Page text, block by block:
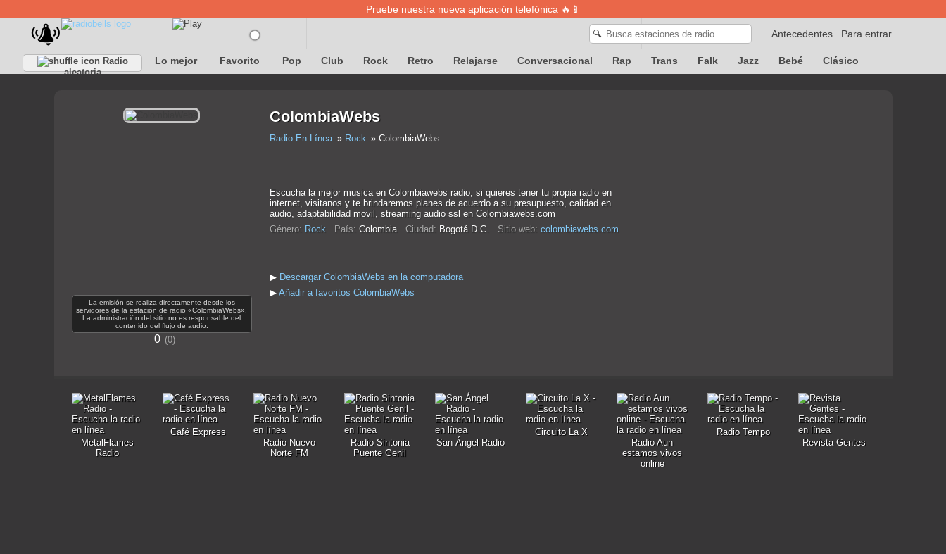
Pruebe nuestra nueva aplicación telefónica 🔥📱
Para entrar
Antecedentes
🔍
Radio
aleatoria
Lo mejor Favorito Pop Club Rock Retro Relajarse Conversacional Rap Trans Falk Jazz Bebé Clásico
La emisión se realiza directamente desde los
servidores de la estación de radio «ColombiaWebs».
La administración del sitio no es responsable del
contenido del flujo de audio.
0 0
ColombiaWebs
Radio En Línea Rock ColombiaWebs
Escucha la mejor musica en Colombiawebs radio, si quieres tener tu propia radio en
internet, visitanos y te brindaremos planes de acuerdo a su presupuesto, calidad en
audio, adaptabilidad movil, streaming audio ssl en Colombiawebs.com
Género: Rock País: Colombia Ciudad: Bogotá D.C. Sitio web: colombiawebs.com
▶ Descargar ColombiaWebs en la computadora
▶ Añadir a favoritos ColombiaWebs
MetalFlames
Radio
Café Express
Radio Nuevo
Norte FM
Radio Sintonia
Puente Genil
San Ángel Radio
Circuito La X
Radio Aun
estamos vivos
online
Radio Tempo
Revista Gentes